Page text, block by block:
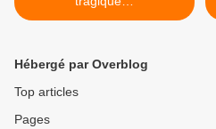
Hébergé par Overblog
Top articles
Pages